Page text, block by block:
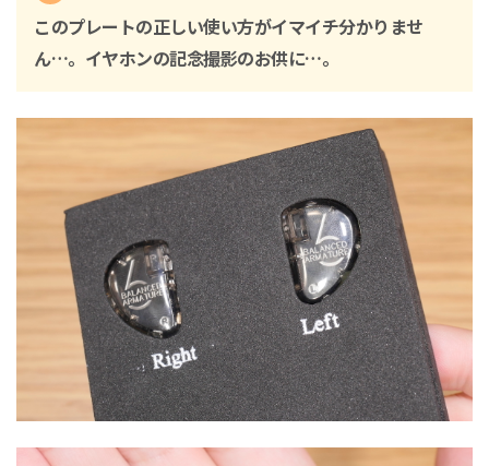
このプレートの正しい使い方がイマイチ分かりませ
ん…。イヤホンの記念撮影のお供に…。